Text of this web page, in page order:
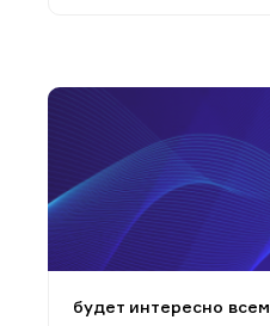
будет интересно всем